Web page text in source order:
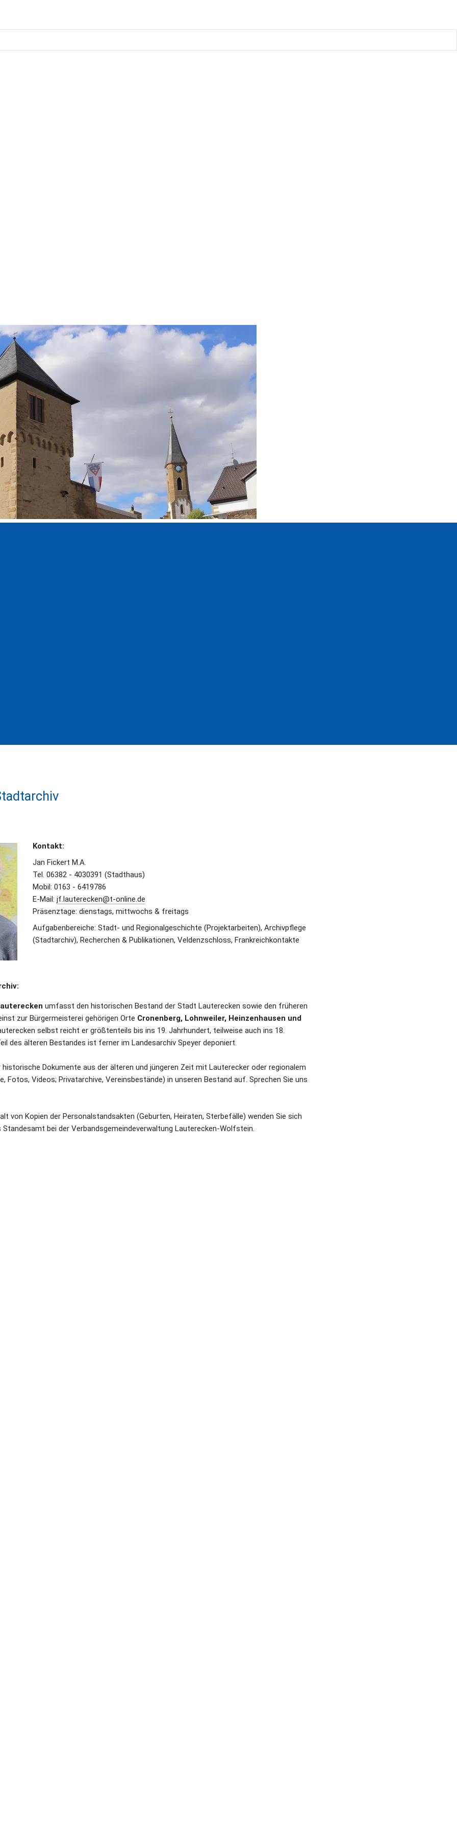
Kontakt:
Jan Fickert M.A.
Tel. 06382 - 4030391 (Stadthaus)
Mobil: 0163 - 6419786
E-Mail: jf.lauterecken@t-online.de
Präsenztage: dienstags, mittwochs & freitags
Aufgabenbereiche: Stadt- und Regionalgeschichte (Projektarbeiten), Archivpflege
(Stadtarchiv), Recherchen & Publikationen, Veldenzschloss, Frankreichkontakte
umfasst den historischen Bestand der Stadt Lauterecken sowie den früheren
zur Bürgermeisterei gehörigen Orte Cronenberg, Lohnweiler, Heinzenhausen und
selbst reicht er größtenteils bis ins 19. Jahrhundert, teilweise auch ins 18.
des älteren Bestandes ist ferner im Landesarchiv Speyer deponiert.
historische Dokumente aus der älteren und jüngeren Zeit mit Lauterecker oder regionalem
Fotos, Videos; Privatarchive, Vereinsbestände) in unseren Bestand auf. Sprechen Sie uns
von Kopien der Personalstandsakten (Geburten, Heiraten, Sterbefälle) wenden Sie sich
bei der Verbandsgemeindeverwaltung Lauterecken-Wolfstein.